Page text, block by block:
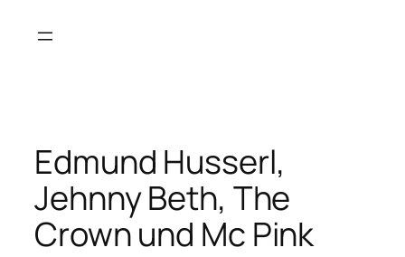
Inhalt
Edmund Husserl,
Jehnny Beth, The
Crown und Mc Pink